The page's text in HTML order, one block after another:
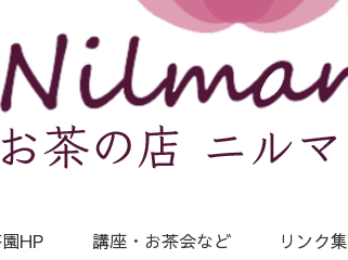
HP 講座・お茶会など リンク集